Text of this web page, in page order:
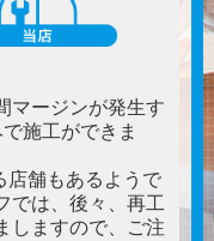
マージンが発生す
施工ができま
店舗もあるようで
では、後々、再工
しますので、ご注